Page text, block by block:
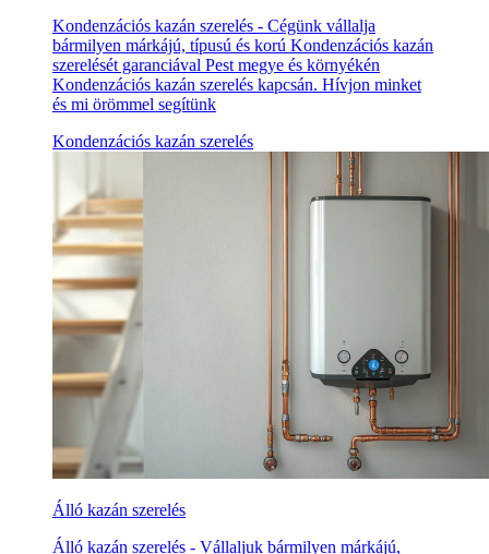
Kondenzációs kazán szerelés - Cégünk vállalja
bármilyen márkájú, típusú és korú Kondenzációs kazán
szerelését garanciával Pest megye és környékén
Kondenzációs kazán szerelés kapcsán. Hívjon minket
és mi örömmel segítünk
Kondenzációs kazán szerelés
Álló kazán szerelés
Álló kazán szerelés - Vállaljuk bármilyen márkájú,